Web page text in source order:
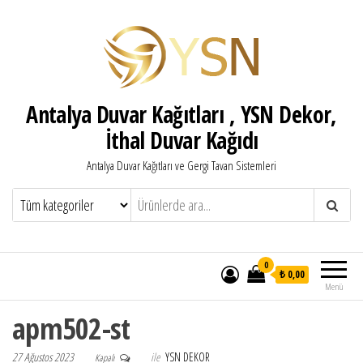
Antalya Duvar Kağıtları , YSN Dekor,
İthal Duvar Kağıdı
Antalya Duvar Kağıtları ve Gergi Tavan Sistemleri
Menü
0
₺ 0,00
apm502-st
27 Ağustos 2023 Kapalı ile YSN DEKOR